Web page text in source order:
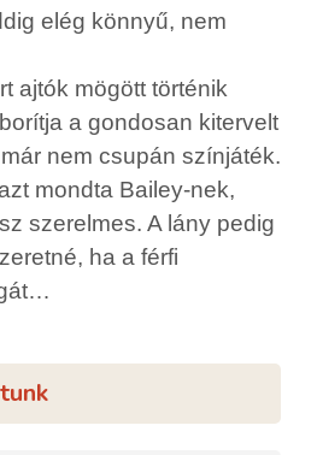
elég könnyű, nem
ajtók mögött történik
a gondosan kitervelt
nem csupán színjáték.
mondta Bailey-nek,
szerelmes. A lány pedig
ha a férfi